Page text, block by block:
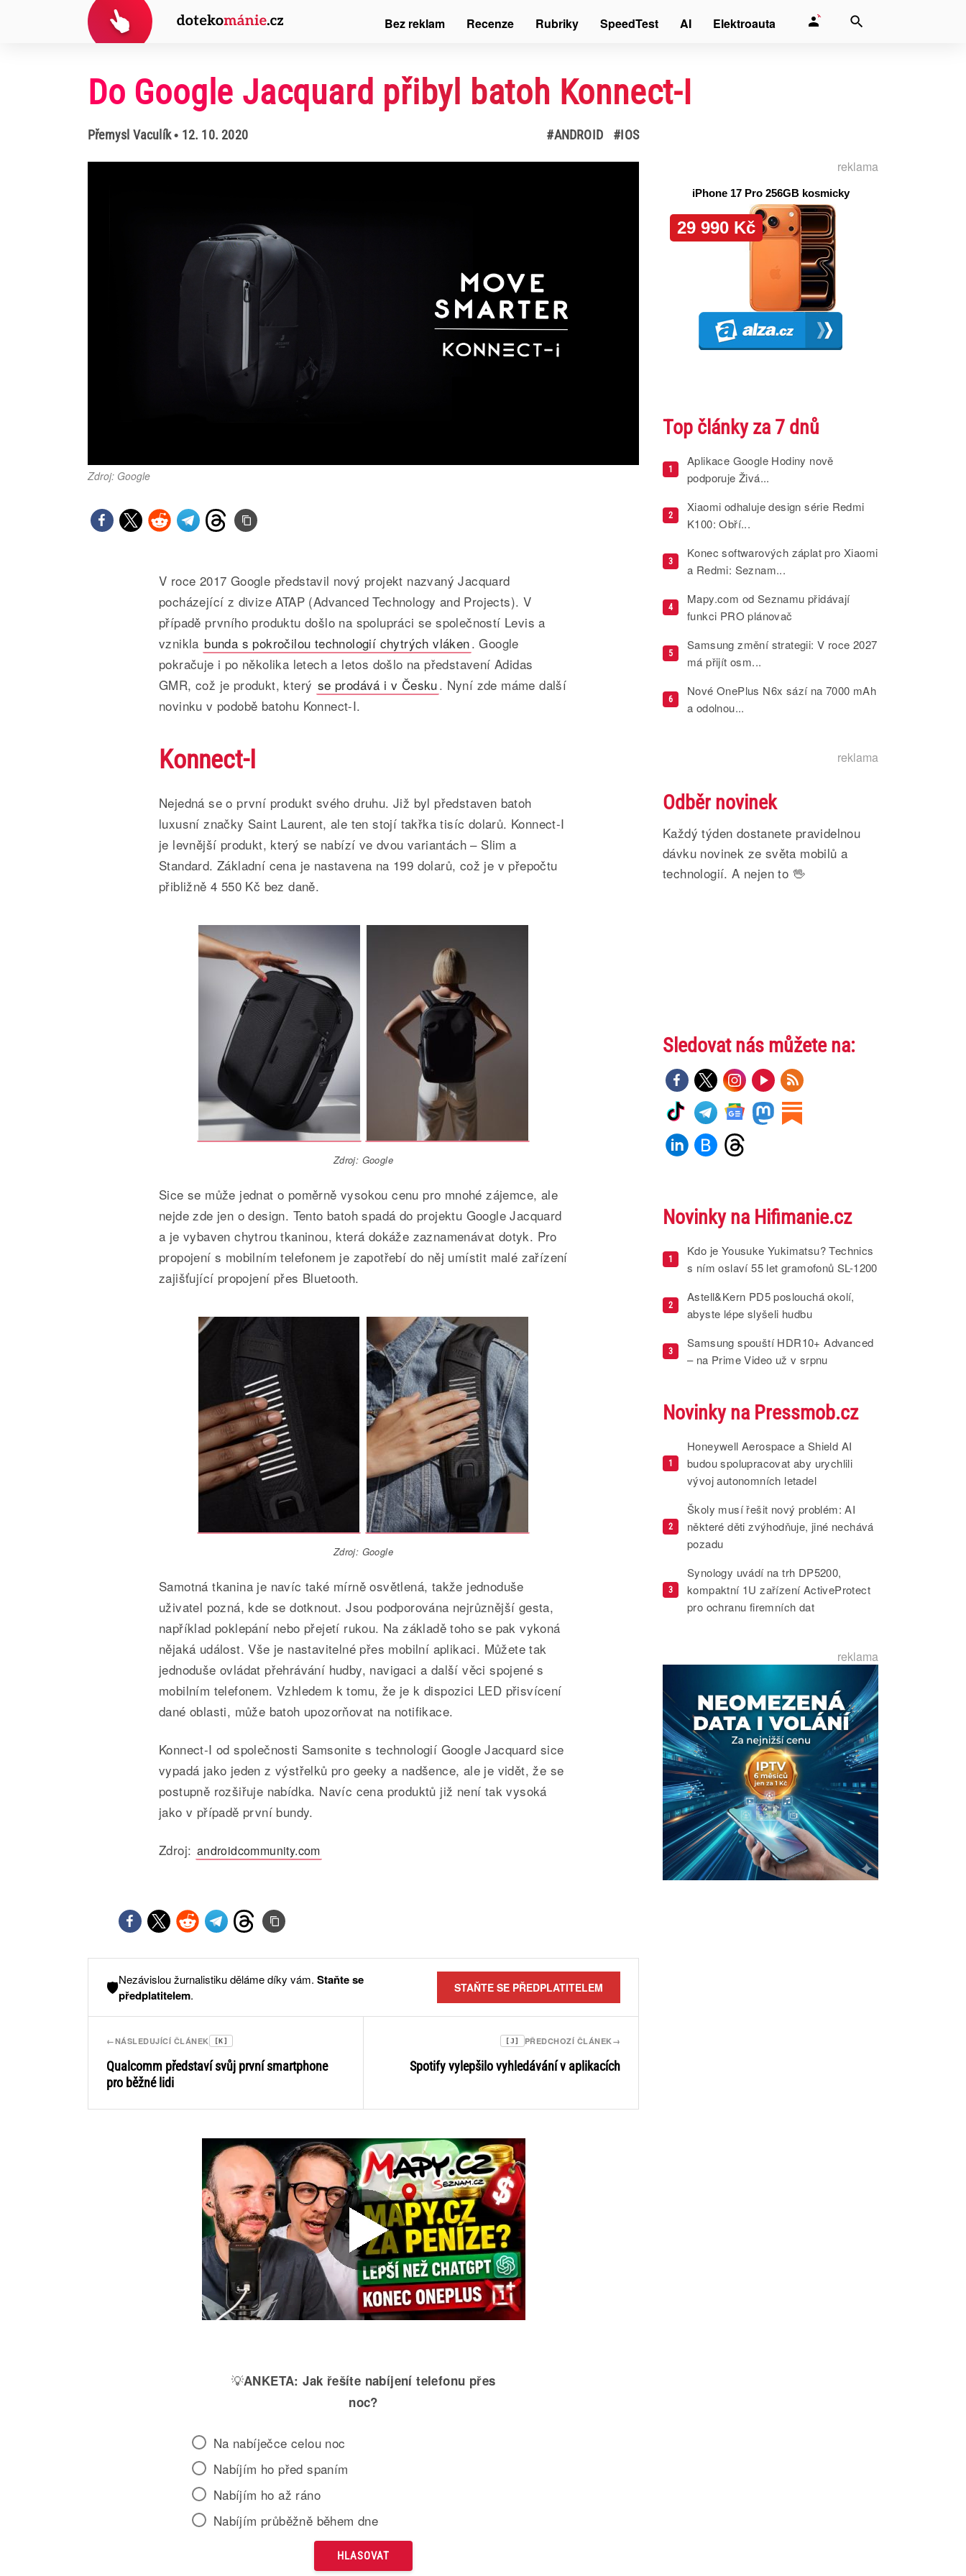
Do Google Jacquard přibyl batoh Konnect-I
Přemysl Vaculík• 12. 10. 2020 #ANDROID #IOS
Zdroj: Google
V roce 2017 Google představil nový projekt nazvaný Jacquard
pocházející z divize ATAP (Advanced Technology and Projects). V
případě prvního produktu došlo na spolupráci se společností Levis a
vznikla bunda s pokročilou technologií chytrých vláken. Google
pokračuje i po několika letech a letos došlo na představení Adidas
GMR, což je produkt, který se prodává i v Česku. Nyní zde máme další
novinku v podobě batohu Konnect-I.
Konnect-I
Nejedná se o první produkt svého druhu. Již byl představen batoh
luxusní značky Saint Laurent, ale ten stojí takřka tisíc dolarů. Konnect-I
je levnější produkt, který se nabízí ve dvou variantách – Slim a
Standard. Základní cena je nastavena na 199 dolarů, což je v přepočtu
přibližně 4 550 Kč bez daně.
Zdroj: Google
Sice se může jednat o poměrně vysokou cenu pro mnohé zájemce, ale
nejde zde jen o design. Tento batoh spadá do projektu Google Jacquard
a je vybaven chytrou tkaninou, která dokáže zaznamenávat dotyk. Pro
propojení s mobilním telefonem je zapotřebí do něj umístit malé zařízení
zajišťující propojení přes Bluetooth.
Zdroj: Google
Samotná tkanina je navíc také mírně osvětlená, takže jednoduše
uživatel pozná, kde se dotknout. Jsou podporována nejrůznější gesta,
například poklepání nebo přejetí rukou. Na základě toho se pak vykoná
nějaká událost. Vše je nastavitelné přes mobilní aplikaci. Můžete tak
jednoduše ovládat přehrávání hudby, navigaci a další věci spojené s
mobilním telefonem. Vzhledem k tomu, že je k dispozici LED přisvícení
dané oblasti, může batoh upozorňovat na notifikace.
Konnect-I od společnosti Samsonite s technologií Google Jacquard sice
vypadá jako jeden z výstřelků pro geeky a nadšence, ale je vidět, že se
postupně rozšiřuje nabídka. Navíc cena produktů již není tak vysoká
jako v případě první bundy.
Zdroj: androidcommunity.com
🛡️Nezávislou žurnalistiku děláme díky vám. Staňte se
předplatitelem. STAŇTE SE PŘEDPLATITELEM
←NÁSLEDUJÍCÍ ČLÁNEK [K]
Qualcomm představí svůj první smartphone
pro běžné lidi
→
PŘEDCHOZÍ ČLÁNEK
[J]
Spotify vylepšilo vyhledávání v aplikacích
💡ANKETA: Jak řešíte nabíjení telefonu přes
noc?
Na nabíječce celou noc
Nabíjím ho před spaním
Nabíjím ho až ráno
Nabíjím průběžně během dne
reklama
Top články za 7 dnů
1
Aplikace Google Hodiny nově
podporuje Živá...
2
Xiaomi odhaluje design série Redmi
K100: Obří...
3
Konec softwarových záplat pro Xiaomi
a Redmi: Seznam...
4
Mapy.com od Seznamu přidávají
funkci PRO plánovač
5
Samsung změní strategii: V roce 2027
má přijít osm...
6
Nové OnePlus N6x sází na 7000 mAh
a odolnou...
reklama
Odběr novinek
Každý týden dostanete pravidelnou
dávku novinek ze světa mobilů a
technologií. A nejen to 🖖
Sledovat nás můžete na:
Novinky na Hifimanie.cz
1
Kdo je Yousuke Yukimatsu? Technics
s ním oslaví 55 let gramofonů SL-1200
2
Astell&Kern PD5 poslouchá okolí,
abyste lépe slyšeli hudbu
3
Samsung spouští HDR10+ Advanced
– na Prime Video už v srpnu
Novinky na Pressmob.cz
1
Honeywell Aerospace a Shield AI
budou spolupracovat aby urychlili
vývoj autonomních letadel
2
Školy musí řešit nový problém: AI
některé děti zvýhodňuje, jiné nechává
pozadu
3
Synology uvádí na trh DP5200,
kompaktní 1U zařízení ActiveProtect
pro ochranu firemních dat
reklama
Bez reklam Recenze Rubriky SpeedTest AI Elektroauta